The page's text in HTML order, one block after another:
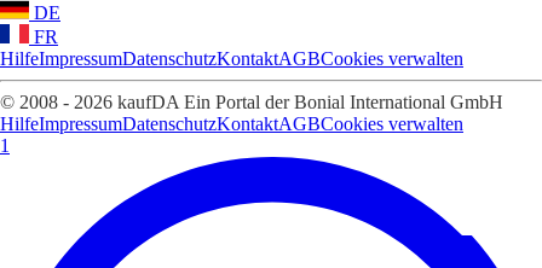
DE
FR
HilfeImpressumDatenschutzKontaktAGBCookies verwalten
© 2008 - 2026 kaufDA Ein Portal der Bonial International GmbH
HilfeImpressumDatenschutzKontaktAGBCookies verwalten
1